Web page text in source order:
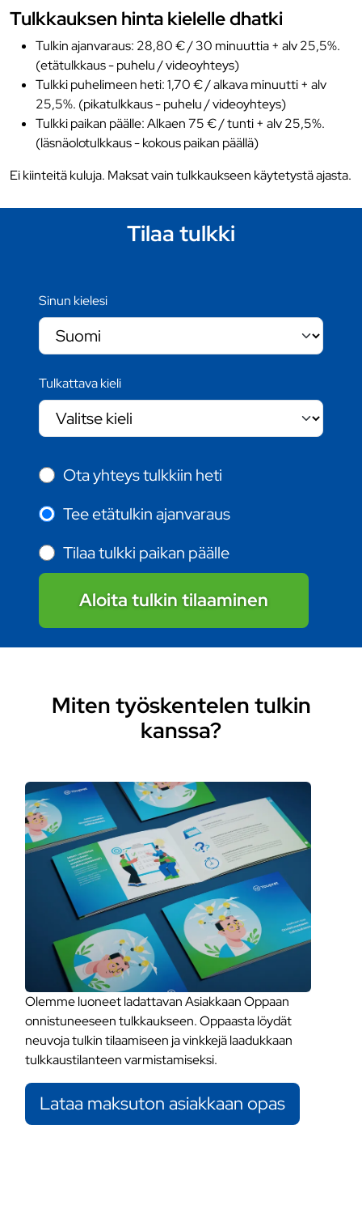
Tulkkauksen hinta kielelle dhatki
Tulkin ajanvaraus: 28,80 € / 30 minuuttia + alv 25,5%.
(etätulkkaus - puhelu / videoyhteys)
Tulkki puhelimeen heti: 1,70 € / alkava minuutti + alv
25,5%. (pikatulkkaus - puhelu / videoyhteys)
Tulkki paikan päälle: Alkaen 75 € / tunti + alv 25,5%.
(läsnäolotulkkaus - kokous paikan päällä)
Ei kiinteitä kuluja. Maksat vain tulkkaukseen käytetystä ajasta.
Tilaa tulkki
Sinun kielesi
Tulkattava kieli
Ota yhteys tulkkiin heti
Tee etätulkin ajanvaraus
Tilaa tulkki paikan päälle
Aloita tulkin tilaaminen
Miten työskentelen tulkin
kanssa?
Olemme luoneet ladattavan Asiakkaan Oppaan
onnistuneeseen tulkkaukseen. Oppaasta löydät
neuvoja tulkin tilaamiseen ja vinkkejä laadukkaan
tulkkaustilanteen varmistamiseksi.
Lataa maksuton asiakkaan opas